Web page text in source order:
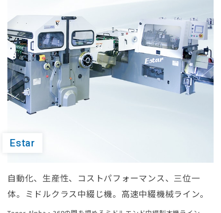
Estar
⾃動化、⽣産性、コストパフォーマンス、三位⼀
体。ミドルクラス中綴じ機。⾼速中綴機械ライン。